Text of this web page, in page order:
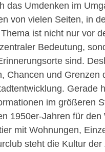
das Umdenken im
von vielen Seiten, in
ist nicht nur vor
Bedeutung,
sind.
Chancen und
Gerade
im größeren
1950er-Jahren für
mit Wohnungen,
steht die Kultur